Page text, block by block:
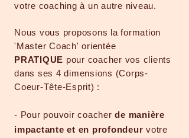
votre coaching à un autre niveau.
Nous vous proposons la formation
'Master Coach' orientée
PRATIQUE pour coacher vos clients
dans ses 4 dimensions (Corps-
Coeur-Tête-Esprit) :
- Pour pouvoir coacherde manière
impactante et en profondeur votre